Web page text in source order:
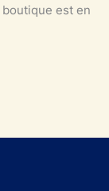
boutique est en